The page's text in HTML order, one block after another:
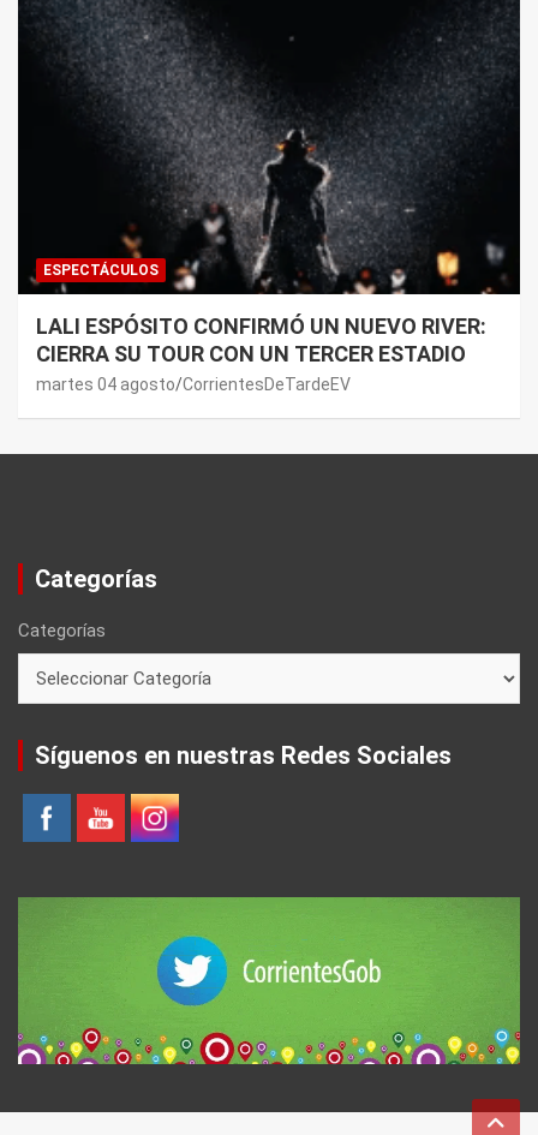
ESPECTÁCULOS
LALI ESPÓSITO CONFIRMÓ UN NUEVO RIVER:
CIERRA SU TOUR CON UN TERCER ESTADIO
martes 04 agosto CorrientesDeTardeEV
Categorías
Categorías
Síguenos en nuestras Redes Sociales